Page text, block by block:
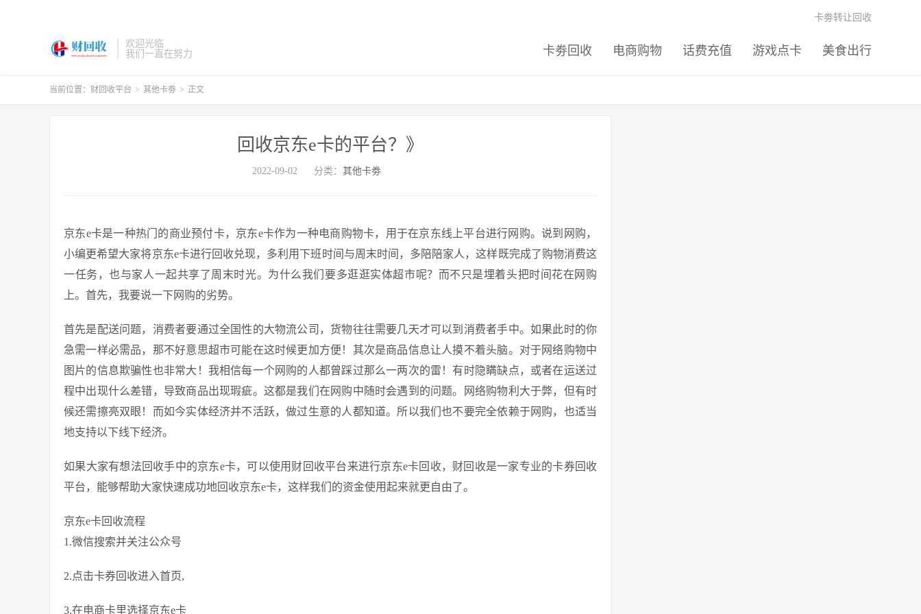
欢迎光临
我们一直在努力
卡劵回收 电商购物 话费充值 游戏点卡 美食出行
卡劵转让回收
当前位置： 财回收平台 > 其他卡劵 > 正文
回收京东e卡的平台？》
2022-09-02 分类： 其他卡劵
京东e卡是一种热门的商业预付卡，京东e卡作为一种电商购物卡，用于在京东线上平台进行网购。说到网购，
小编更希望大家将京东e卡进行回收兑现，多利用下班时间与周末时间，多陪陪家人，这样既完成了购物消费这
一任务，也与家人一起共享了周末时光。为什么我们要多逛逛实体超市呢？而不只是埋着头把时间花在网购
上。首先，我要说一下网购的劣势。
首先是配送问题，消费者要通过全国性的大物流公司，货物往往需要几天才可以到消费者手中。如果此时的你
急需一样必需品，那不好意思超市可能在这时候更加方便！其次是商品信息让人摸不着头脑。对于网络购物中
图片的信息欺骗性也非常大！我相信每一个网购的人都曾踩过那么一两次的雷！有时隐瞒缺点，或者在运送过
程中出现什么差错，导致商品出现瑕疵。这都是我们在网购中随时会遇到的问题。网络购物利大于弊，但有时
候还需擦亮双眼！而如今实体经济并不活跃，做过生意的人都知道。所以我们也不要完全依赖于网购，也适当
地支持以下线下经济。
如果大家有想法回收手中的京东e卡，可以使用财回收平台来进行京东e卡回收，财回收是一家专业的卡券回收
平台，能够帮助大家快速成功地回收京东e卡，这样我们的资金使用起来就更自由了。
京东e卡回收流程
1.微信搜索并关注公众号
2.点击卡券回收进入首页,
3.在电商卡里选择京东e卡